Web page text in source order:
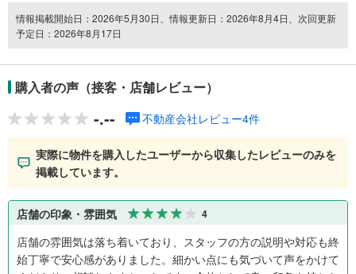
情報掲載開始日：2026年5月30日、情報更新日：2026年8月4日、次回更新
予定日：2026年8月17日
購入者の声（接客・店舗レビュー）
-.-- 不動産会社レビュー4件
実際に物件を購入したユーザーから収集したレビューのみを
掲載しています。
店舗の印象・雰囲気 4
店舗の雰囲気は落ち着いており、スタッフの方の説明や対応も終
始丁寧で安心感がありました。細かい点にも気づいて声をかけて